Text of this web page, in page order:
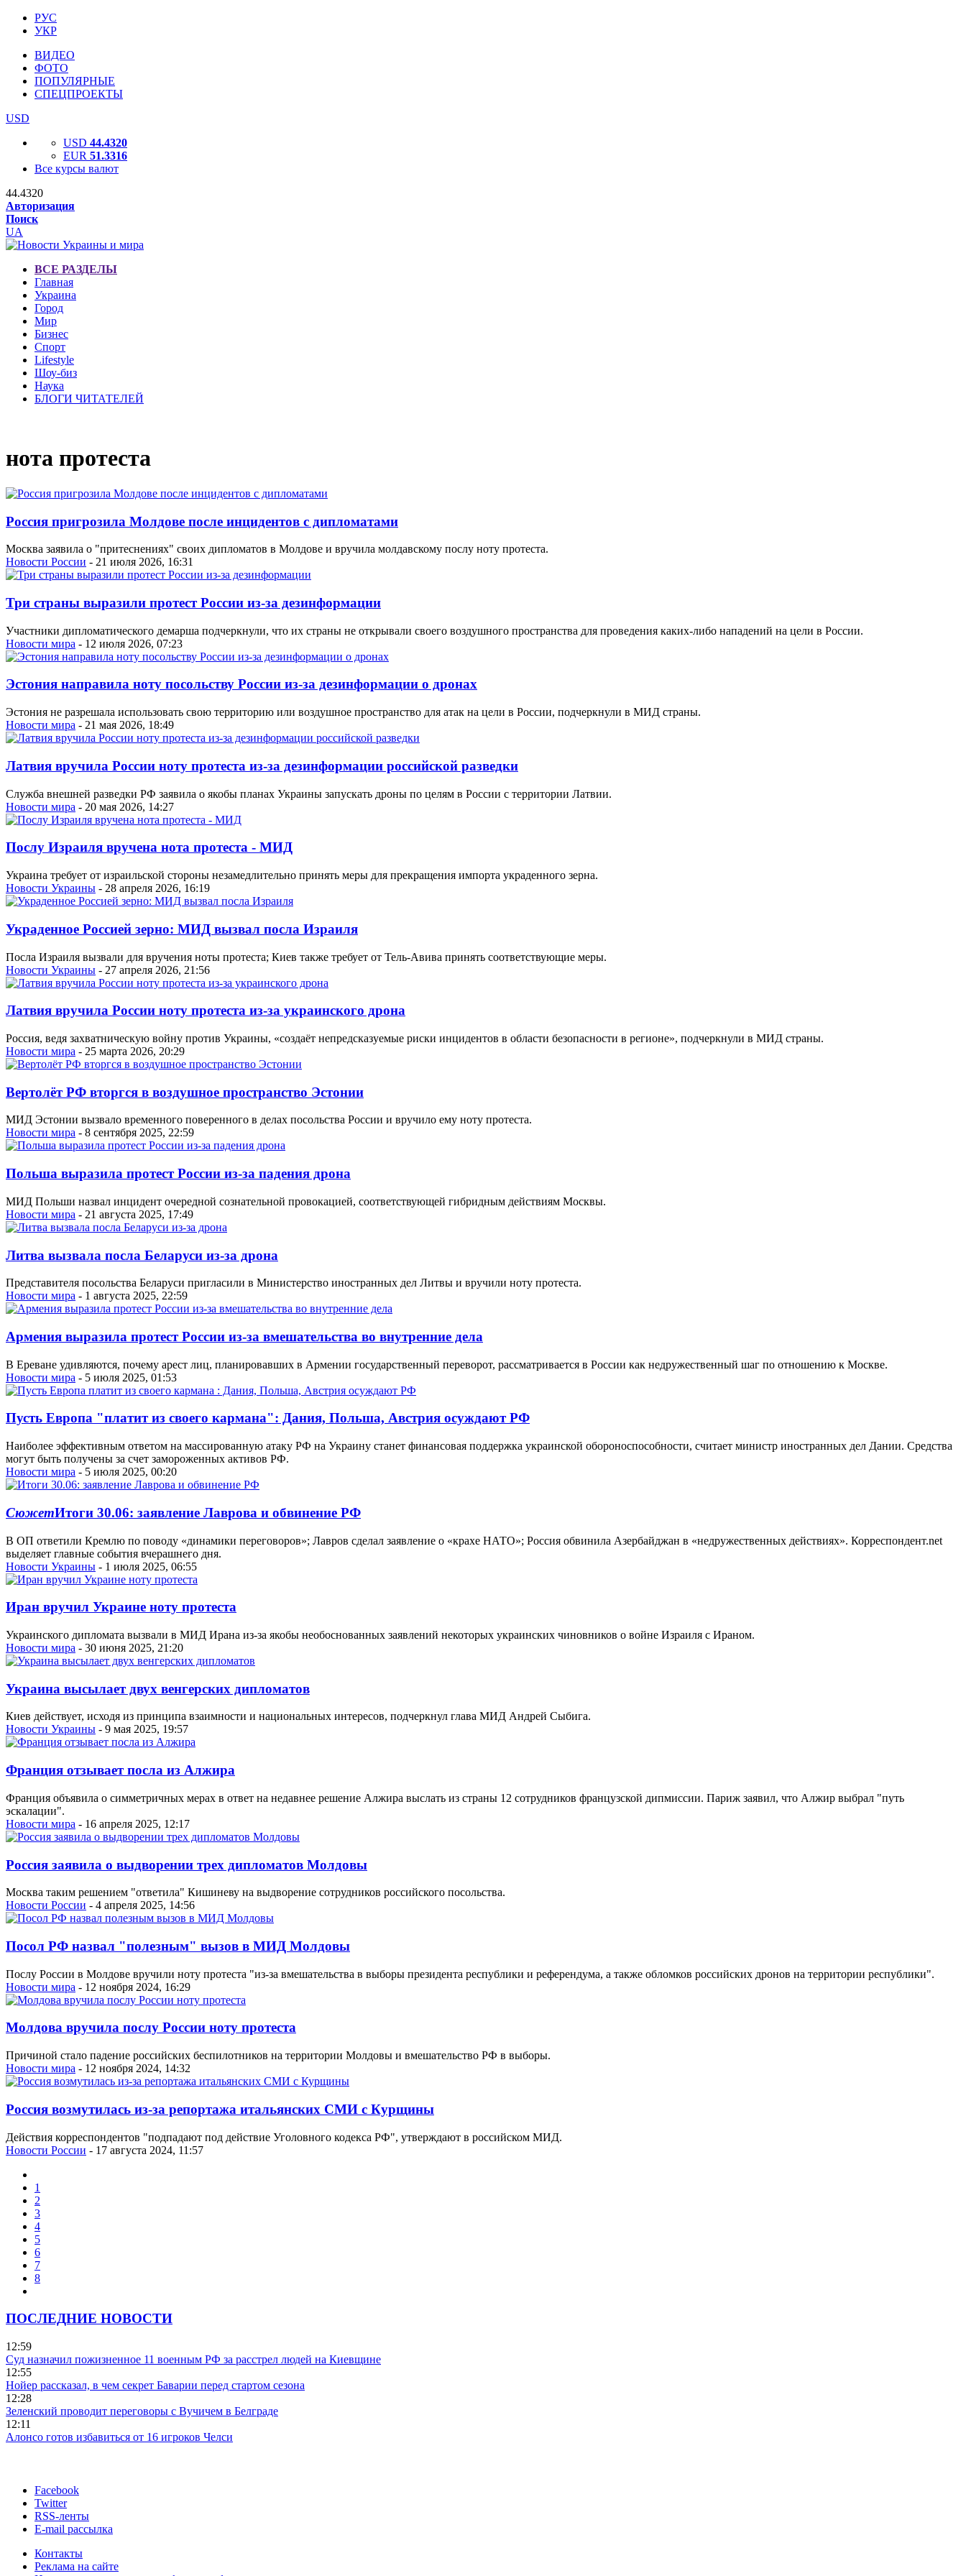
РУС
УКР
ВИДЕО
ФОТО
ПОПУЛЯРНЫЕ
СПЕЦПРОЕКТЫ
USD
USD 44.4320
EUR 51.3316
Все курсы валют
44.4320
Авторизация
Поиск
UA
ВСЕ РАЗДЕЛЫ
Главная
Украина
Город
Мир
Бизнес
Спорт
Lifestyle
Шоу-биз
Наука
БЛОГИ ЧИТАТЕЛЕЙ
нота протеста
Россия пригрозила Молдове после инцидентов с дипломатами
Москва заявила о "притеснениях" своих дипломатов в Молдове и вручила молдавскому послу ноту протеста.
Новости России - 21 июля 2026, 16:31
Три страны выразили протест России из-за дезинформации
Участники дипломатического демарша подчеркнули, что их страны не открывали своего воздушного пространства для проведения каких-либо нападений на цели в России.
Новости мира - 12 июля 2026, 07:23
Эстония направила ноту посольству России из-за дезинформации о дронах
Эстония не разрешала использовать свою территорию или воздушное пространство для атак на цели в России, подчеркнули в МИД страны.
Новости мира - 21 мая 2026, 18:49
Латвия вручила России ноту протеста из-за дезинформации российской разведки
Служба внешней разведки РФ заявила о якобы планах Украины запускать дроны по целям в России с территории Латвии.
Новости мира - 20 мая 2026, 14:27
Послу Израиля вручена нота протеста - МИД
Украина требует от израильской стороны незамедлительно принять меры для прекращения импорта украденного зерна.
Новости Украины - 28 апреля 2026, 16:19
Украденное Россией зерно: МИД вызвал посла Израиля
Посла Израиля вызвали для вручения ноты протеста; Киев также требует от Тель-Авива принять соответствующие меры.
Новости Украины - 27 апреля 2026, 21:56
Латвия вручила России ноту протеста из-за украинского дрона
Россия, ведя захватническую войну против Украины, «создаёт непредсказуемые риски инцидентов в области безопасности в регионе», подчеркнули в МИД страны.
Новости мира - 25 марта 2026, 20:29
Вертолёт РФ вторгся в воздушное пространство Эстонии
МИД Эстонии вызвало временного поверенного в делах посольства России и вручило ему ноту протеста.
Новости мира - 8 сентября 2025, 22:59
Польша выразила протест России из-за падения дрона
МИД Польши назвал инцидент очередной сознательной провокацией, соответствующей гибридным действиям Москвы.
Новости мира - 21 августа 2025, 17:49
Литва вызвала посла Беларуси из-за дрона
Представителя посольства Беларуси пригласили в Министерство иностранных дел Литвы и вручили ноту протеста.
Новости мира - 1 августа 2025, 22:59
Армения выразила протест России из-за вмешательства во внутренние дела
В Ереване удивляются, почему арест лиц, планировавших в Армении государственный переворот, рассматривается в России как недружественный шаг по отношению к Москве.
Новости мира - 5 июля 2025, 01:53
Пусть Европа "платит из своего кармана": Дания, Польша, Австрия осуждают РФ
Наиболее эффективным ответом на массированную атаку РФ на Украину станет финансовая поддержка украинской обороноспособности, считает министр иностранных дел Дании. Средства
могут быть получены за счет замороженных активов РФ.
Новости мира - 5 июля 2025, 00:20
СюжетИтоги 30.06: заявление Лаврова и обвинение РФ
В ОП ответили Кремлю по поводу «динамики переговоров»; Лавров сделал заявление о «крахе НАТО»; Россия обвинила Азербайджан в «недружественных действиях». Корреспондент.net
выделяет главные события вчерашнего дня.
Новости Украины - 1 июля 2025, 06:55
Иран вручил Украине ноту протеста
Украинского дипломата вызвали в МИД Ирана из-за якобы необоснованных заявлений некоторых украинских чиновников о войне Израиля с Ираном.
Новости мира - 30 июня 2025, 21:20
Украина высылает двух венгерских дипломатов
Киев действует, исходя из принципа взаимности и национальных интересов, подчеркнул глава МИД Андрей Сыбига.
Новости Украины - 9 мая 2025, 19:57
Франция отзывает посла из Алжира
Франция объявила о симметричных мерах в ответ на недавнее решение Алжира выслать из страны 12 сотрудников французской дипмиссии. Париж заявил, что Алжир выбрал "путь
эскалации".
Новости мира - 16 апреля 2025, 12:17
Россия заявила о выдворении трех дипломатов Молдовы
Москва таким решением "ответила" Кишиневу на выдворение сотрудников российского посольства.
Новости России - 4 апреля 2025, 14:56
Посол РФ назвал "полезным" вызов в МИД Молдовы
Послу России в Молдове вручили ноту протеста "из-за вмешательства в выборы президента республики и референдума, а также обломков российских дронов на территории республики".
Новости мира - 12 ноября 2024, 16:29
Молдова вручила послу России ноту протеста
Причиной стало падение российских беспилотников на территории Молдовы и вмешательство РФ в выборы.
Новости мира - 12 ноября 2024, 14:32
Россия возмутилась из-за репортажа итальянских СМИ с Курщины
Действия корреспондентов "подпадают под действие Уголовного кодекса РФ", утверждают в российском МИД.
Новости России - 17 августа 2024, 11:57
1
2
3
4
5
6
7
8
ПОСЛЕДНИЕ НОВОСТИ
12:59
Суд назначил пожизненное 11 военным РФ за расстрел людей на Киевщине
12:55
Нойер рассказал, в чем секрет Баварии перед стартом сезона
12:28
Зеленский проводит переговоры с Вучичем в Белграде
12:11
Алонсо готов избавиться от 16 игроков Челси
Facebook
Twitter
RSS-ленты
E-mail рассылка
Контакты
Реклама на сайте